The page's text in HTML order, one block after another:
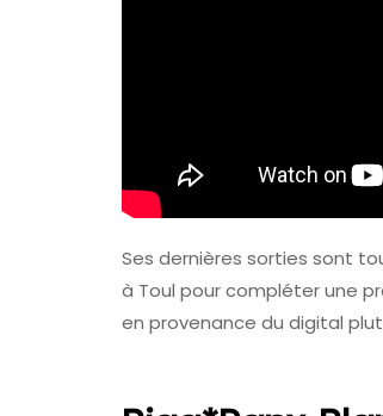
Ses dernières sorties sont
à Toul pour compléter une
en provenance du digital